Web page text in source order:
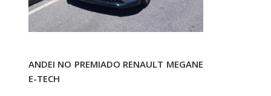
ANDEI NO PREMIADO RENAULT MEGANE
E-TECH